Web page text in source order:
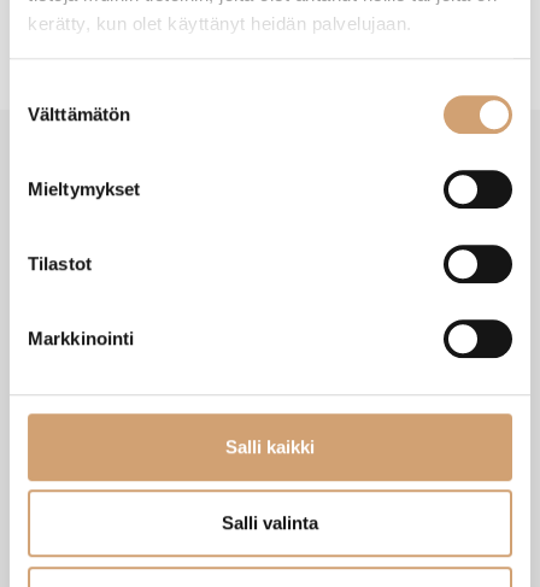
kerätty, kun olet käyttänyt heidän palvelujaan.
valinta
Välttämätön
Mieltymykset
Tilastot
Markkinointi
Salli kaikki
Salli valinta
SAATAT TARVITA MYÖS NÄITÄ
20cm
24cm